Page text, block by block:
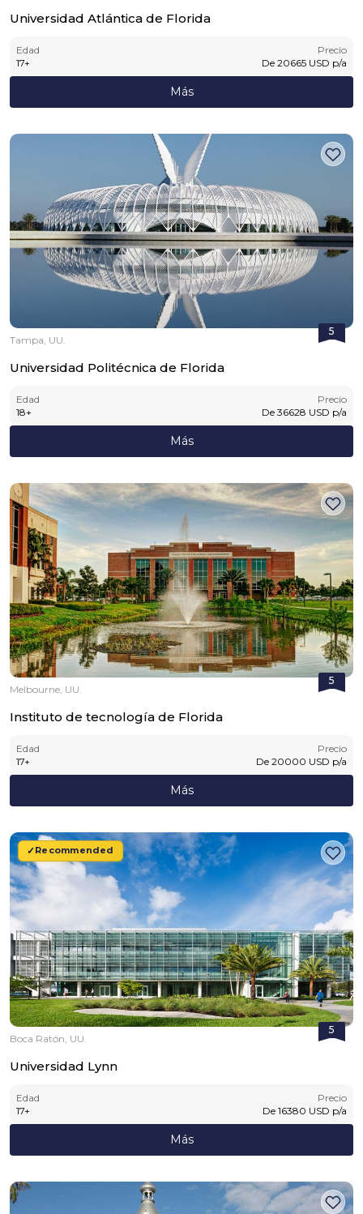
Universidad Atlántica de Florida
Edad
17+
Precio
De 20665 USD p/a
Más
5
Tampa, UU.
Universidad Politécnica de Florida
Edad
18+
Precio
De 36628 USD p/a
Más
5
Melbourne, UU.
Instituto de tecnología de Florida
Edad
17+
Precio
De 20000 USD p/a
Más
Recommended
5
Boca Ratón, UU.
Universidad Lynn
Edad
17+
Precio
De 16380 USD p/a
Más